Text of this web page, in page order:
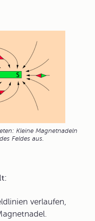
Kleine Magnetnadeln
Feldes aus.
verlaufen,